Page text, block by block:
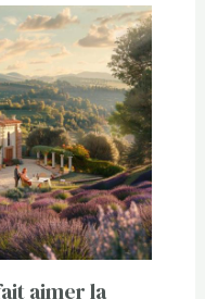
aimer la